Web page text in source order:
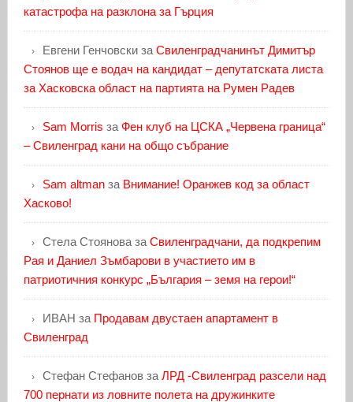
катастрофа на разклона за Гърция
Евгени Генчовскиза Свиленградчанинът Димитър
Стоянов ще е водач на кандидат – депутатската листа
за Хасковска област на партията на Румен Радев
Sam Morris за Фен клуб на ЦСКА „Червена граница“
– Свиленград кани на общо събрание
Sam altmanза Внимание! Оранжев код за област
Хасково!
Стела Стояноваза Свиленградчани, да подкрепим
Рая и Даниел Зъмбарови в участието им в
патриотичния конкурс „България – земя на герои!“
ИВАН за Продавам двустаен апартамент в
Свиленград
Стефан Стефановза ЛРД -Свиленград разсели над
700 пернати из ловните полета на дружинките